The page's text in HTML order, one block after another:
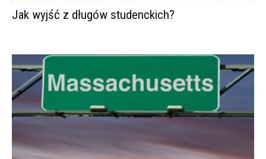
Jak wyjść z długów studenckich?